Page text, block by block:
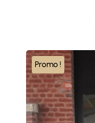
Promo !